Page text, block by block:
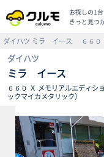
お探しの1台
きっと見つ
ダイハツ ミラ イース ６６
ダイハツ
ミラ イース
６６０ Ｘ メモリアルエディシ
ックマイカメタリック）